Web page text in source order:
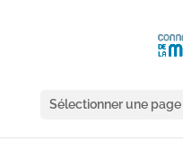
Sélectionner une page